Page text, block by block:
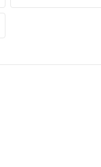
0 - 99 ml